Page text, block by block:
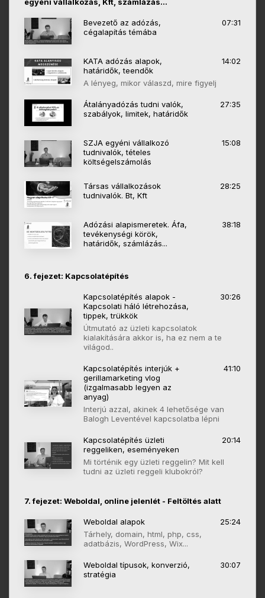
Bevezető az adózás,
cégalapítás témába
07:31
KATA adózás alapok,
határidők, teendők
14:02
A lényeg, mikor válaszd, mire figyelj
Átalányadózás tudni valók,
szabályok, limitek, határidők
27:35
SZJA egyéni vállalkozó
tudnivalók, tételes
költségelszámolás
15:08
Társas vállalkozások
tudnivalók. Bt, Kft
28:25
Adózási alapismeretek. Áfa,
tevékenységi körök,
határidők, számlázás...
38:18
6. fejezet: Kapcsolatépítés
Kapcsolatépítés alapok -
Kapcsolati háló létrehozása,
tippek, trükkök
30:26
Útmutató az üzleti kapcsolatok
kialakítására akkor is, ha ez nem a te
világod..
Kapcsolatépítés interjúk +
gerillamarketing vlog
(izgalmasabb legyen az
anyag)
41:10
Interjú azzal, akinek 4 lehetősége van
Balogh Leventével kapcsolatba lépni
Kapcsolatépítés üzleti
reggeliken, eseményeken
20:14
Mi történik egy üzleti reggelin? Mit kell
tudni az üzleti reggeli klubokról?
7. fejezet: Weboldal, online jelenlét - Feltöltés alatt
Weboldal alapok
25:24
Tárhely, domain, html, php, css,
adatbázis, WordPress, Wix...
Weboldal típusok, konverzió,
stratégia
30:07